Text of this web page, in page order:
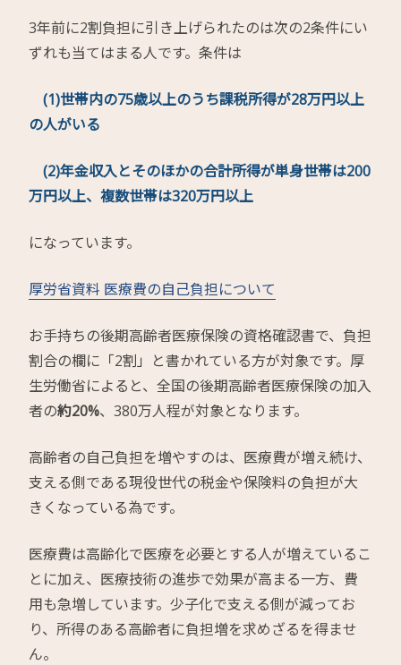
3年前に2割負担に引き上げられたのは次の2条件にい
ずれも当てはまる人です。条件は
(1)世帯内の75歳以上のうち課税所得が28万円以上
の人がいる
(2)年金収入とそのほかの合計所得が単身世帯は200
万円以上、複数世帯は320万円以上
になっています。
厚労省資料 医療費の自己負担について
お手持ちの後期高齢者医療保険の資格確認書で、負担
割合の欄に「2割」と書かれている方が対象です。厚
生労働省によると、全国の後期高齢者医療保険の加入
者の約20%、380万人程が対象となります。
高齢者の自己負担を増やすのは、医療費が増え続け、
支える側である現役世代の税金や保険料の負担が大
きくなっている為です。
医療費は高齢化で医療を必要とする人が増えているこ
とに加え、医療技術の進歩で効果が高まる一方、費
用も急増しています。少子化で支える側が減ってお
り、所得のある高齢者に負担増を求めざるを得ませ
ん。